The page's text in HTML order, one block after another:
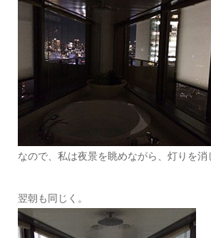
なので、私は夜景を眺めながら、灯りを消
翌朝も同じく。